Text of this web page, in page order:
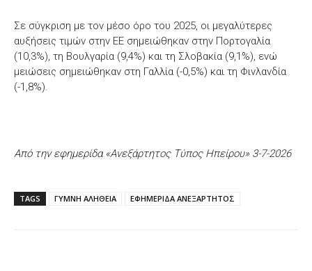
Σε σύγκριση με τον μέσο όρο του 2025, οι μεγαλύτερες
αυξήσεις τιμών στην ΕΕ σημειώθηκαν στην Πορτογαλία
(10,3%), τη Βουλγαρία (9,4%) και τη Σλοβακία (9,1%), ενώ
μειώσεις σημειώθηκαν στη Γαλλία (-0,5%) και τη Φινλανδία
(-1,8%).
Από την εφημερίδα «Ανεξάρτητος Τύπος Ηπείρου» 3-7-2026
TAGS ΓΥΜΝΗ ΑΛΗΘΕΙΑ ΕΦΗΜΕΡΙΔΑ ΑΝΕΞΑΡΤΗΤΟΣ